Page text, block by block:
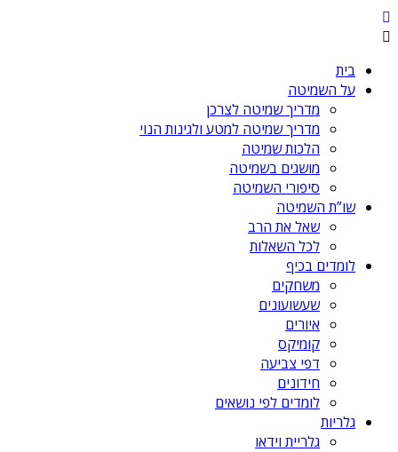
בית
על השמיטה
מדריך שמיטה לצרכן
מדריך שמיטה למטע ולגינות הנוי
הלכות שמיטה
מושגים בשמיטה
סיפורי השמיטה
שו”ת השמיטה
שאל את הרב
לכל השאלות
לומדים בכיף
משחקים
שעשועונים
איורים
קומיקס
דפי צביעה
חידונים
לומדים לפי נושאים
גלריות
גלריית וידאו